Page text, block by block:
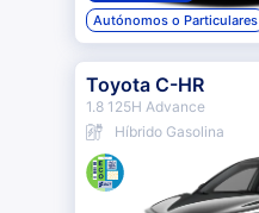
Autónomos o Particulares
Toyota C-HR
1.8 125H Advance
Híbrido Gasolina